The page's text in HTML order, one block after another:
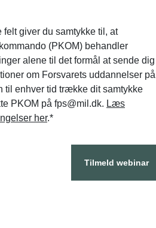
felt giver du samtykke til, at
(PKOM) behandler
alene til det formål at sende dig
om Forsvarets uddannelser på
til enhver tid trække dit samtykke
PKOM på fps@mil.dk. Læs
her.*
Tilmeld webinar